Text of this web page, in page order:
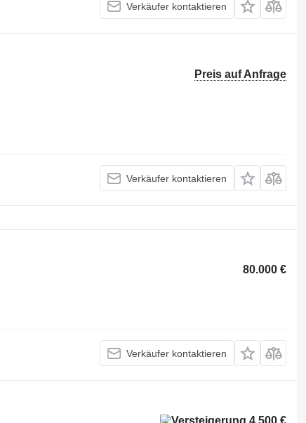
Verkäufer kontaktieren
Preis auf Anfrage
Verkäufer kontaktieren
80.000 €
Verkäufer kontaktieren
4.500 €